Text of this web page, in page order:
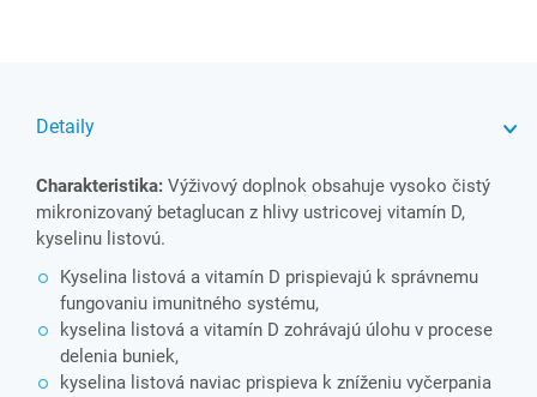
Detaily
Charakteristika: Výživový doplnok obsahuje vysoko čistý
mikronizovaný betaglucan z hlivy ustricovej vitamín D,
kyselinu listovú.
Kyselina listová a vitamín D prispievajú k správnemu
fungovaniu imunitného systému,
kyselina listová a vitamín D zohrávajú úlohu v procese
delenia buniek,
kyselina listová naviac prispieva k zníženiu vyčerpania